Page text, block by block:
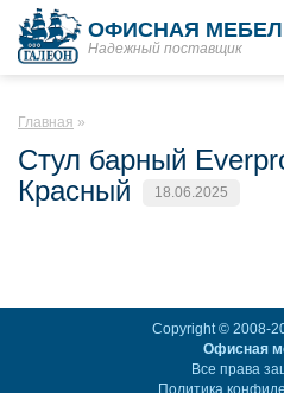
ОФИСНАЯ
Надежный поставщик
Главная
Стул барный
Красный
18.06.2025
Copyright © 2008-
Офисная
Все права
Политика